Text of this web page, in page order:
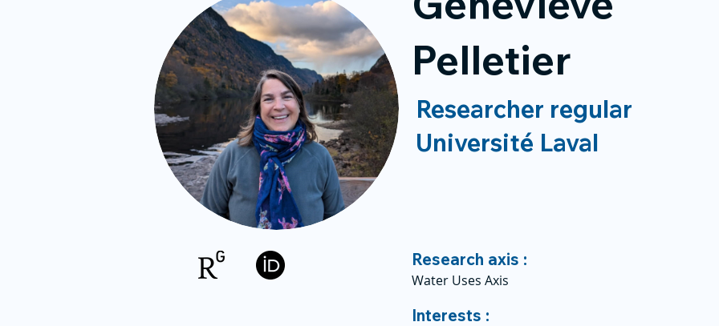
Pelletier
Researcher regular
Université Laval
Research axis :
Water Uses Axis
Interests :